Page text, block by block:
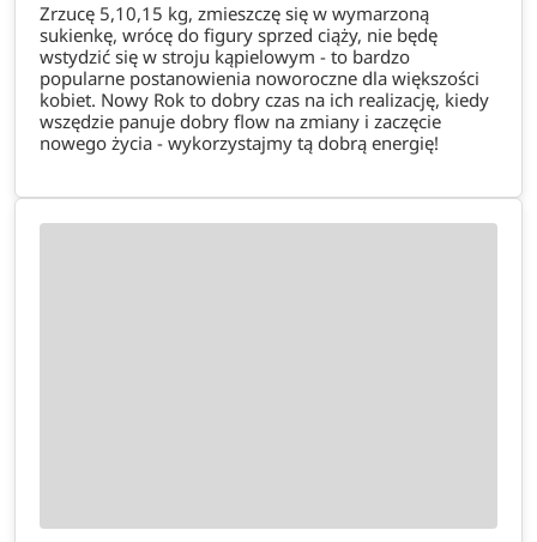
Zrzucę 5,10,15 kg, zmieszczę się w wymarzoną
sukienkę, wrócę do figury sprzed ciąży, nie będę
wstydzić się w stroju kąpielowym - to bardzo
popularne postanowienia noworoczne dla większości
kobiet. Nowy Rok to dobry czas na ich realizację, kiedy
wszędzie panuje dobry flow na zmiany i zaczęcie
nowego życia - wykorzystajmy tą dobrą energię!